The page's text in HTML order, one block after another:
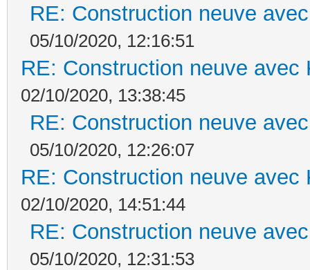
RE: Construction neuve
05/10/2020, 12:16:51
RE: Construction neuve avec
02/10/2020, 13:38:45
RE: Construction neuve
05/10/2020, 12:26:07
RE: Construction neuve avec
02/10/2020, 14:51:44
RE: Construction neuve
05/10/2020, 12:31:53